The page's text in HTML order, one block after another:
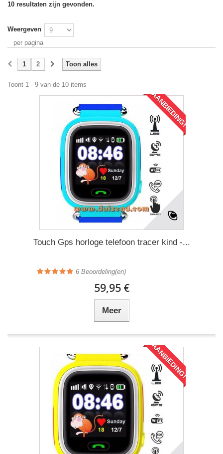
10 resultaten zijn gevonden.
Weergeven
per pagina
Toon alles
1 2
Toont 1 - 9 van de 10 items
AANBIEDING!
Touch Gps horloge telefoon tracer kind -...
6 Beoordeling(en)
59,95 €
Meer
AANBIEDING!